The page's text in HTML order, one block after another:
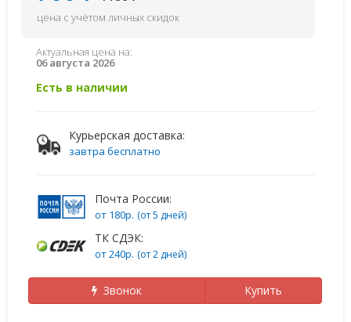
цена с учётом личных скидок
Актуальная цена на:
06 августа 2026
Есть в наличии
Курьерская доставка:
завтра бесплатно
Почта России:
от 180р. (от 5 дней)
ТК СДЭК:
от 240р. (от 2 дней)
Звонок Купить